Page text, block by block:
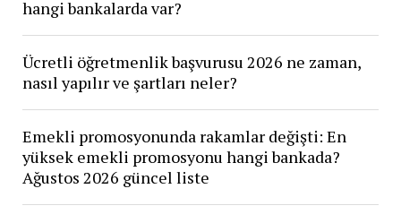
hangi bankalarda var?
Ücretli öğretmenlik başvurusu 2026 ne zaman,
nasıl yapılır ve şartları neler?
Emekli promosyonunda rakamlar değişti: En
yüksek emekli promosyonu hangi bankada?
Ağustos 2026 güncel liste